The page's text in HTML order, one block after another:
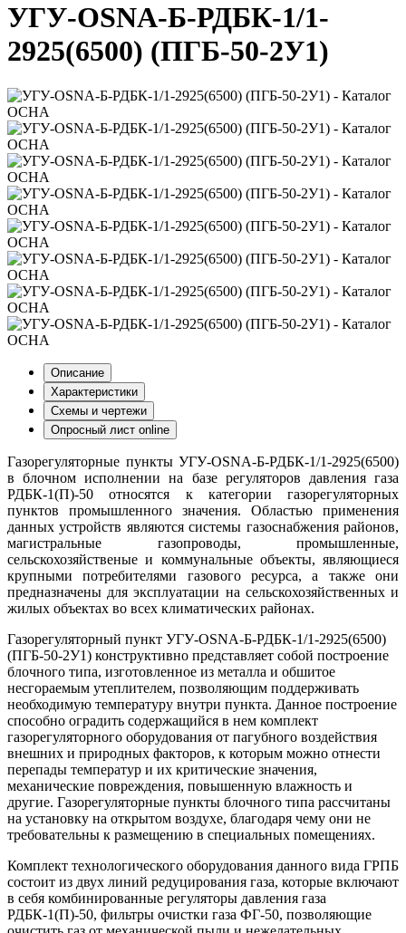
УГУ-OSNA-Б-РДБК-1/1-
2925(6500) (ПГБ-50-2У1)
Описание
Характеристики
Схемы и чертежи
Опросный лист online
Газорегуляторные пункты УГУ-OSNA-Б-РДБК-1/1-2925(6500)
в блочном исполнении на базе регуляторов давления газа
РДБК-1(П)-50 относятся к категории газорегуляторных
пунктов промышленного значения. Областью применения
данных устройств являются системы газоснабжения районов,
магистральные газопроводы, промышленные,
сельскохозяйственые и коммунальные объекты, являющиеся
крупными потребителями газового ресурса, а также они
предназначены для эксплуатации на сельскохозяйственных и
жилых объектах во всех климатических районах.
Газорегуляторный пункт УГУ-OSNA-Б-РДБК-1/1-2925(6500)
(ПГБ-50-2У1) конструктивно представляет собой построение
блочного типа, изготовленное из металла и обшитое
несгораемым утеплителем, позволяющим поддерживать
необходимую температуру внутри пункта. Данное построение
способно оградить содержащийся в нем комплект
газорегуляторного оборудования от пагубного воздействия
внешних и природных факторов, к которым можно отнести
перепады температур и их критические значения,
механические повреждения, повышенную влажность и
другие. Газорегуляторные пункты блочного типа рассчитаны
на установку на открытом воздухе, благодаря чему они не
требовательны к размещению в специальных помещениях.
Комплект технологического оборудования данного вида ГРПБ
состоит из двух линий редуцирования газа, которые включают
в себя комбинированные регуляторы давления газа
РДБК-1(П)-50, фильтры очистки газа ФГ-50, позволяющие